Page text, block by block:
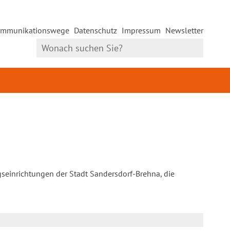
Datenschutz Impressum Newsletter
der Stadt Sandersdorf-Brehna, die